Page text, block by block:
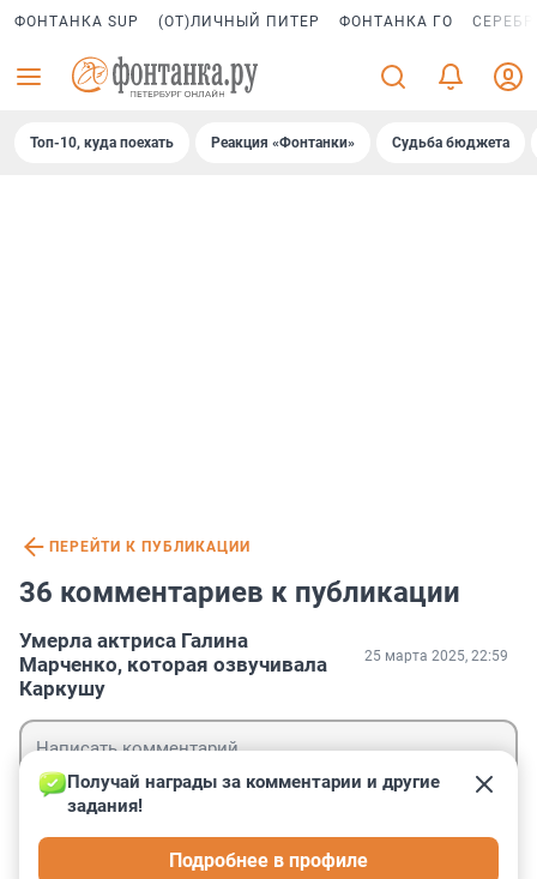
ФОНТАНКА SUP (ОТ)ЛИЧНЫЙ ПИТЕР ФОНТАНКА ГО
Топ-10, куда поехать Реакция «Фонтанки» Судьба бюджета
ПЕРЕЙТИ К ПУБЛИКАЦИИ
36 комментариев к публикации
Умерла актриса Галина
Марченко, которая озвучивала
Каркушу
25 марта 2025, 22:59
Получай награды за комментарии и другие
задания!
Подробнее в профиле